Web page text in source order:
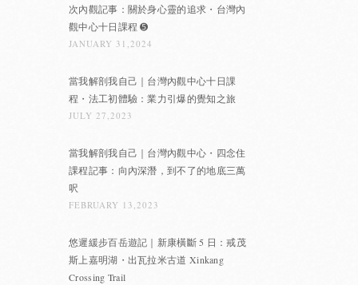
次內觀記事：關於身心靈的追求・台灣內
觀中心十日課程 ➎
JANUARY 31,2024
當我解剖我自己｜台灣內觀中心十日課
程・法工初體驗：業力引爆的覺知之旅
JULY 27,2023
當我解剖我自己｜台灣內觀中心・四念住
課程記事：向內深潛，到不了的地底三萬
呎
FEBRUARY 13,2023
悠遲緩步百岳遊記｜新康橫斷 5 日：戒茂
斯上嘉明湖・出瓦拉米古道 Xinkang
Crossing Trail